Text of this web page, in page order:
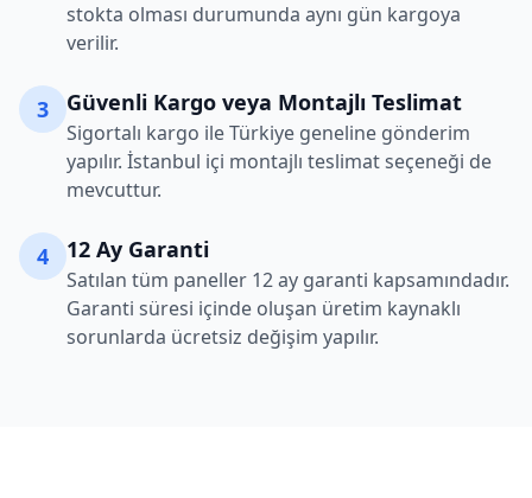
stokta olması durumunda aynı gün kargoya
verilir.
3 Güvenli Kargo veya Montajlı Teslimat
Sigortalı kargo ile Türkiye geneline gönderim
yapılır. İstanbul içi montajlı teslimat seçeneği de
mevcuttur.
4 12 Ay Garanti
Satılan tüm paneller 12 ay garanti kapsamındadır.
Garanti süresi içinde oluşan üretim kaynaklı
sorunlarda ücretsiz değişim yapılır.